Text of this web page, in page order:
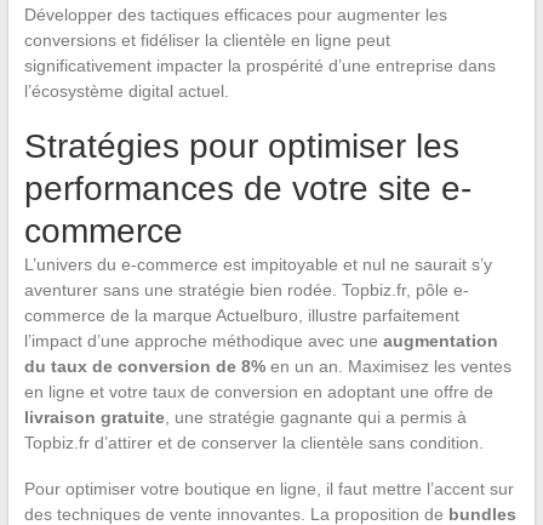
Développer des tactiques efficaces pour augmenter les
conversions et fidéliser la clientèle en ligne peut
significativement impacter la prospérité d’une entreprise dans
l’écosystème digital actuel.
Stratégies pour optimiser les
performances de votre site e-
commerce
L’univers du e-commerce est impitoyable et nul ne saurait s’y
aventurer sans une stratégie bien rodée. Topbiz.fr, pôle e-
commerce de la marque Actuelburo, illustre parfaitement
l’impact d’une approche méthodique avec une augmentation
du taux de conversion de 8%en un an. Maximisez les ventes
en ligne et votre taux de conversion en adoptant une offre de
livraison gratuite, une stratégie gagnante qui a permis à
Topbiz.fr d’attirer et de conserver la clientèle sans condition.
Pour optimiser votre boutique en ligne, il faut mettre l’accent sur
des techniques de vente innovantes. La proposition de bundles